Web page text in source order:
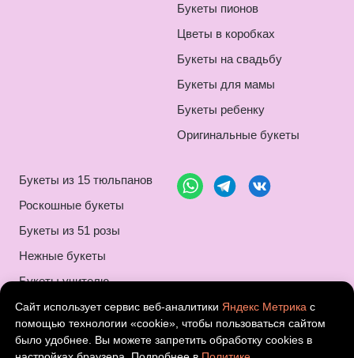
Букеты пионов
Цветы в коробках
Букеты на свадьбу
Букеты для мамы
Букеты ребенку
Оригинальные букеты
Букеты из 15 тюльпанов
Роскошные букеты
Букеты из 51 розы
Нежные букеты
Букеты учителю
Композиции букетов
Монобукеты
Сайт использует сервис веб-аналитики Яндекс Метрика с
помощью технологии «cookie», чтобы пользоваться сайтом
было удобнее. Вы можете запретить обработку cookies в